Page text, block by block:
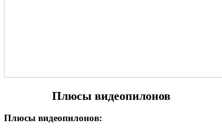
Плюсы видеопилонов
Плюсы видеопилонов: